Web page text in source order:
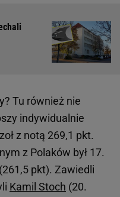
Tu również nie
indywidualnie
z notą 269,1 pkt.
z Polaków był 17.
pkt). Zawiedli
Kamil Stoch (20.